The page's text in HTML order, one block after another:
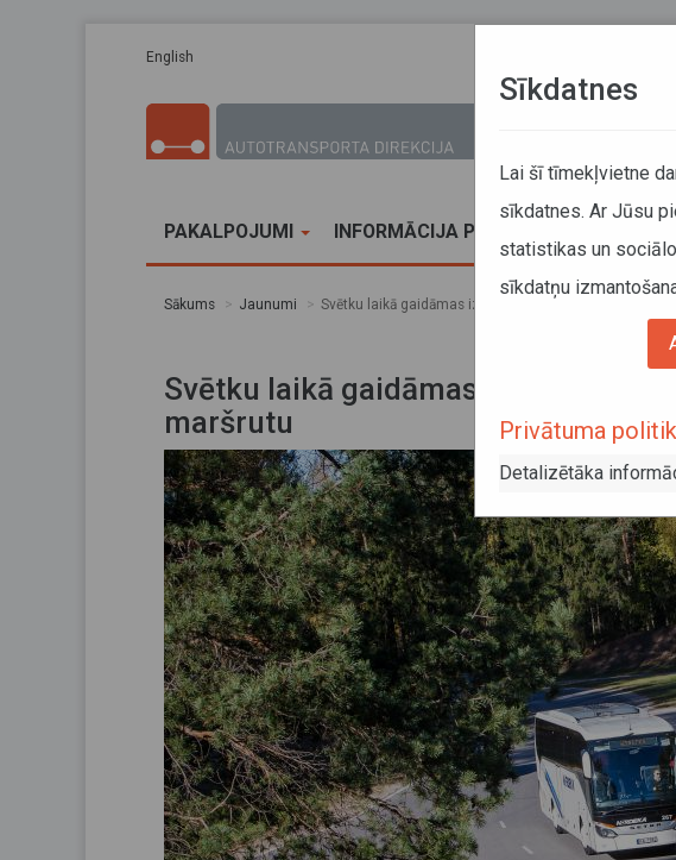
English
PAKALPOJUMI INFORMĀCIJA PĀRVADĀTĀJIEM
Sākums Jaunumi Svētku laikā gaidāmas izmaiņas gandrīz 500 reģionālo
Svētku laikā gaidāmas izmaiņas
maršrutu
Sīkdatnes
Lai šī tīmekļvietne
sīkdatnes. Ar Jūsu
statistikas un
sīkdatņu
Privātuma
Detalizētāka